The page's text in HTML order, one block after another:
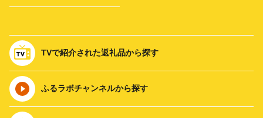
TVで紹介された返礼品から探す
ふるラボチャンネルから探す